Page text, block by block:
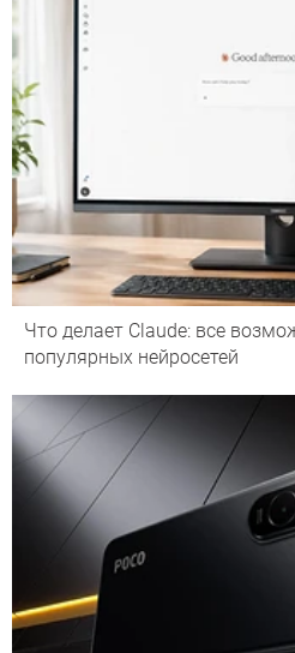
Что делает Сlaude: все
популярных нейросетей